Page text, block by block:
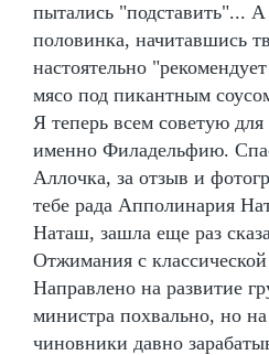
пытались "подставить"... А
половинка, начитавшись
настоятельно
мясо под пикантным
Я теперь всем советую для
именно Филадельфию.
Аллочка, за отзыв и
тебе рада Апполинария
Наташ, зашла еще раз
Отжимания с
Направлено на развитие
министра похвально, но
чиновники давно